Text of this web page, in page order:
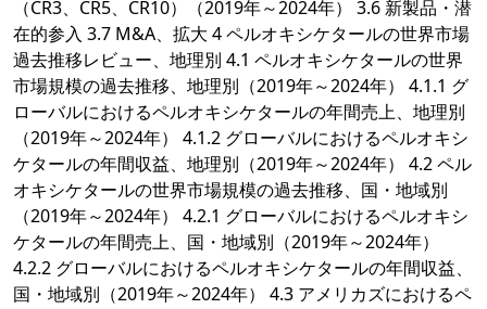
（CR3、CR5、CR10）（2019年～2024年） 3.6 新製品・潜
在的参入 3.7 M&A、拡大 4 ペルオキシケタールの世界市場
過去推移レビュー、地理別 4.1 ペルオキシケタールの世界
市場規模の過去推移、地理別（2019年～2024年） 4.1.1 グ
ローバルにおけるペルオキシケタールの年間売上、地理別
（2019年～2024年） 4.1.2 グローバルにおけるペルオキシ
ケタールの年間収益、地理別（2019年～2024年） 4.2 ペル
オキシケタールの世界市場規模の過去推移、国・地域別
（2019年～2024年） 4.2.1 グローバルにおけるペルオキシ
ケタールの年間売上、国・地域別（2019年～2024年）
4.2.2 グローバルにおけるペルオキシケタールの年間収益、
国・地域別（2019年～2024年） 4.3 アメリカズにおけるペ